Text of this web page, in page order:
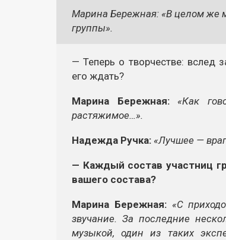
Марина Бережная: «В целом же
группы».
— Теперь о творчестве: вслед
его ждать?
Марина Бережная:
«Как
растяжимое…».
Надежда Ручка: «Лучшее —
— Каждый состав участниц
вашего состава?
Марина Бережная: «С
звучание. За последние
музыкой, один из таких